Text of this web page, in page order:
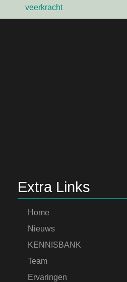
veerkracht
Extra Links
Home
Nieuws
KENNISBANK
Team
Ervaringen